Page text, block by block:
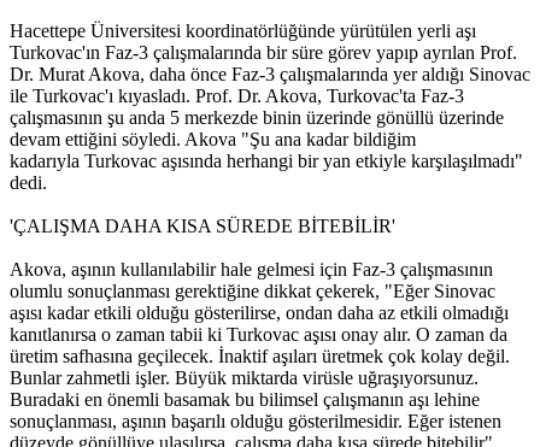
Hacettepe Üniversitesi koordinatörlüğünde yürütülen yerli aşı
Turkovac'ın Faz-3 çalışmalarında bir süre görev yapıp ayrılan Prof.
Dr. Murat Akova, daha önce Faz-3 çalışmalarında yer aldığı Sinovac
ile Turkovac'ı kıyasladı. Prof. Dr. Akova, Turkovac'ta Faz-3
çalışmasının şu anda 5 merkezde binin üzerinde gönüllü üzerinde
devam ettiğini söyledi. Akova "Şu ana kadar bildiğim
kadarıyla Turkovac aşısında herhangi bir yan etkiyle karşılaşılmadı"
dedi.
'ÇALIŞMA DAHA KISA SÜREDE BİTEBİLİR'
Akova, aşının kullanılabilir hale gelmesi için Faz-3 çalışmasının
olumlu sonuçlanması gerektiğine dikkat çekerek, "Eğer Sinovac
aşısı kadar etkili olduğu gösterilirse, ondan daha az etkili olmadığı
kanıtlanırsa o zaman tabii ki Turkovac aşısı onay alır. O zaman da
üretim safhasına geçilecek. İnaktif aşıları üretmek çok kolay değil.
Bunlar zahmetli işler. Büyük miktarda virüsle uğraşıyorsunuz.
Buradaki en önemli basamak bu bilimsel çalışmanın aşı lehine
sonuçlanması, aşının başarılı olduğu gösterilmesidir. Eğer istenen